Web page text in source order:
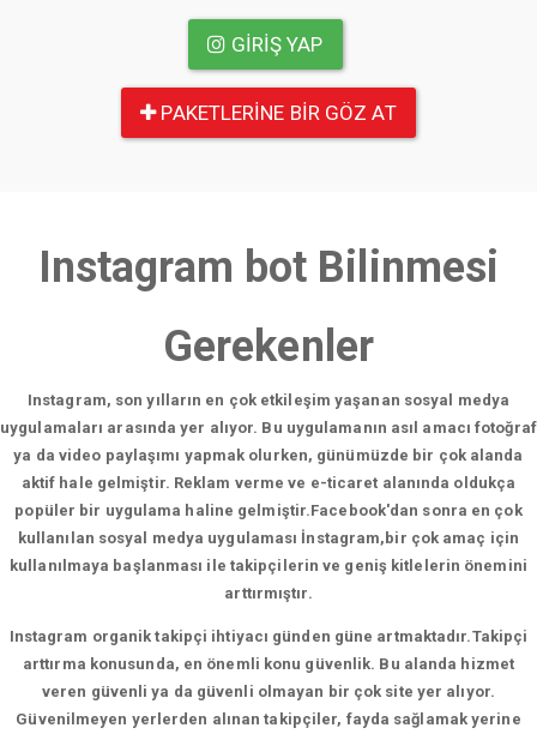
GIRIŞ YAP
PAKETLERINE BIR GÖZ AT
Instagram bot Bilinmesi
Gerekenler
Instagram, son yılların en çok etkileşim yaşanan sosyal medya
uygulamaları arasında yer alıyor. Bu uygulamanın asıl amacı fotoğraf
ya da video paylaşımı yapmak olurken, günümüzde bir çok alanda
aktif hale gelmiştir. Reklam verme ve e-ticaret alanında oldukça
popüler bir uygulama haline gelmiştir.Facebook'dan sonra en çok
kullanılan sosyal medya uygulaması İnstagram,bir çok amaç için
kullanılmaya başlanması ile takipçilerin ve geniş kitlelerin önemini
arttırmıştır.
Instagram organik takipçi ihtiyacı günden güne artmaktadır.Takipçi
arttırma konusunda, en önemli konu güvenlik. Bu alanda hizmet
veren güvenli ya da güvenli olmayan bir çok site yer alıyor.
Güvenilmeyen yerlerden alınan takipçiler, fayda sağlamak yerine